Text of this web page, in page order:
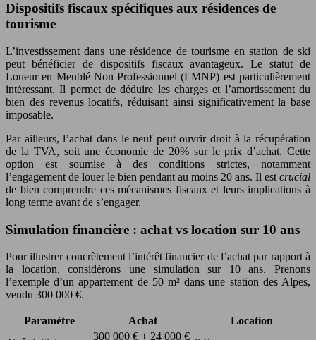
Dispositifs fiscaux spécifiques aux résidences de
tourisme
L’investissement dans une résidence de tourisme en station de ski
peut bénéficier de dispositifs fiscaux avantageux. Le statut de
Loueur en Meublé Non Professionnel (LMNP) est particulièrement
intéressant. Il permet de déduire les charges et l’amortissement du
bien des revenus locatifs, réduisant ainsi significativement la base
imposable.
Par ailleurs, l’achat dans le neuf peut ouvrir droit à la récupération
de la TVA, soit une économie de 20% sur le prix d’achat. Cette
option est soumise à des conditions strictes, notamment
l’engagement de louer le bien pendant au moins 20 ans. Il est crucial
de bien comprendre ces mécanismes fiscaux et leurs implications à
long terme avant de s’engager.
Simulation financière : achat vs location sur 10 ans
Pour illustrer concrètement l’intérêt financier de l’achat par rapport à
la location, considérons une simulation sur 10 ans. Prenons
l’exemple d’un appartement de 50 m² dans une station des Alpes,
vendu 300 000 €.
Paramètre Achat
Location
300 000 € + 24 000 €